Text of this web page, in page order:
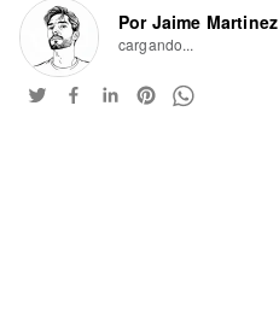
Por Jaime Martinez
cargando...